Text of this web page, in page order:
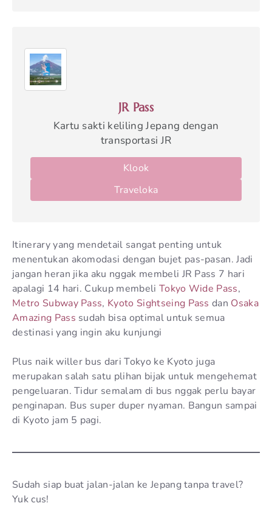
JR Pass
Kartu sakti keliling Jepang dengan
transportasi JR
Klook
Traveloka
Itinerary yang mendetail sangat penting untuk
menentukan akomodasi dengan bujet pas-pasan. Jadi
jangan heran jika aku nggak membeli JR Pass 7 hari
apalagi 14 hari. Cukup membeli Tokyo Wide Pass,
Metro Subway Pass, Kyoto Sightseing Pass dan Osaka
Amazing Pass sudah bisa optimal untuk semua
destinasi yang ingin aku kunjungi
Plus naik willer bus dari Tokyo ke Kyoto juga
merupakan salah satu plihan bijak untuk mengehemat
pengeluaran. Tidur semalam di bus nggak perlu bayar
penginapan. Bus super duper nyaman. Bangun sampai
di Kyoto jam 5 pagi.
Sudah siap buat jalan-jalan ke Jepang tanpa travel?
Yuk cus!